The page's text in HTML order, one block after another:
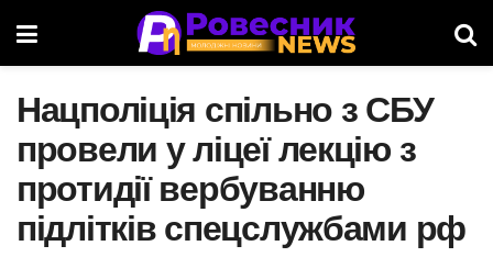
Нацполіція спільно з СБУ
провели у ліцеї лекцію з
протидії вербуванню
підлітків спецслужбами рф